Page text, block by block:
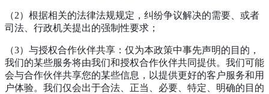
（2）根据相关的法律法规规定，纠纷争议解决的需要、或者
司法、行政机关提出的强制性要求；
（3）与授权合作伙伴共享：仅为本政策中事先声明的目的，
我们的某些服务将由我们和授权合作伙伴共同提供。我们可能
会与合作伙伴共享您的某些信息，以提供更好的客户服务和用
户体验。我们仅会出于合法、正当、必要、特定、明确的目的